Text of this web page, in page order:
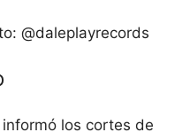
los cortes de